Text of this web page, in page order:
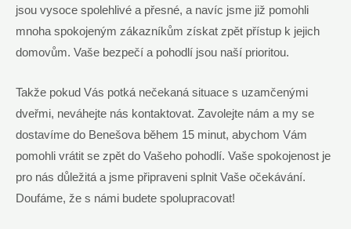
jsou vysoce spolehlivé a přesné, a navíc jsme již pomohli
mnoha spokojeným zákazníkům získat zpět přístup k jejich
domovům. Vaše bezpečí a pohodlí jsou naší prioritou.
Takže pokud Vás potká nečekaná situace s uzamčenými
dveřmi, neváhejte nás kontaktovat. Zavolejte nám a my se
dostavíme do Benešova během 15 minut, abychom Vám
pomohli vrátit se zpět do Vašeho pohodlí. Vaše spokojenost je
pro nás důležitá a jsme připraveni splnit Vaše očekávání.
Doufáme, že s námi budete spolupracovat!